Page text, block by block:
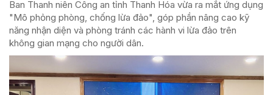
Ban Thanh niên Công an tỉnh Thanh Hóa vừa ra mắt ứng dụng
"Mô phỏng phòng, chống lừa đảo", góp phần nâng cao kỹ
năng nhận diện và phòng tránh các hành vi lừa đảo trên
không gian mạng cho người dân.